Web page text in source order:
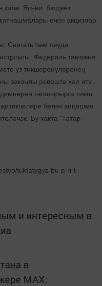
килә. Ягъни, бюджет
өчен акцизлар
Сәнгать һәм сәүдә
Федераль таможня
үз тикшеренүләренең
законлы рәвештә хәл итү
тапшырырга тиеш.
белән киңәшмә
Бу хакта "Татар-
tuktatygyz-bu-p-ri-t-
и интересным в
в
MАХ: